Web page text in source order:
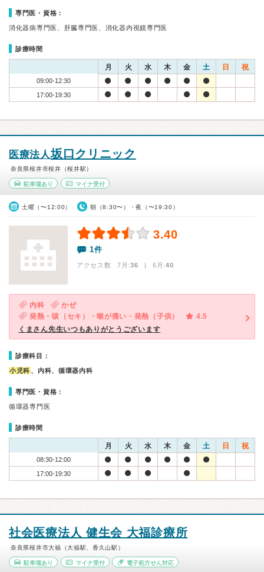
専門医・資格：
消化器病専門医、肝臓専門医、消化器内視鏡専門医
診療時間
月 火 水 木 金 土 日 祝
09:00-12:30
17:00-19:30
医療法人坂口クリニック
奈良県桜井市桜井（桜井駅）
駐車場あり マイナ受付
土曜（〜12:00） 朝（8:30〜）・夜（〜19:30）
3.40
1件
アクセス数 7月:36 | 6月:40
内科
かぜ
発熱・咳（セキ）・喉が痛い・発熱（子供）
4.5
くまさん先生いつもありがとうございます
診療科目：
小児科 、内科、循環器内科
専門医・資格：
循環器専門医
診療時間
月 火 水 木 金 土 日 祝
08:30-12:00
17:00-19:30
社会医療法人 健生会 大福診療所
奈良県桜井市大福（大福駅、香久山駅）
駐車場あり マイナ受付 電子処方せん対応